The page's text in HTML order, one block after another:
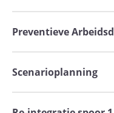
Preventieve
Scenarioplanning